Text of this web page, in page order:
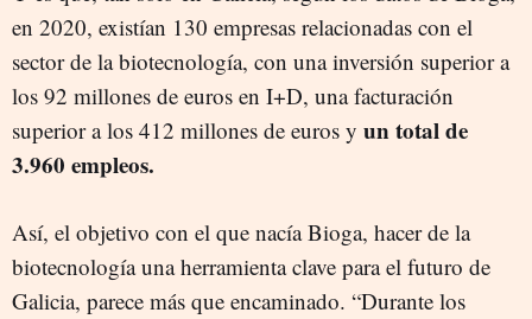
en 2020, existían 130 empresas relacionadas con el
sector de la biotecnología, con una inversión superior a
los 92 millones de euros en I+D, una facturación
superior a los 412 millones de euros y un total de
3.960 empleos.
Así, el objetivo con el que nacía Bioga, hacer de la
biotecnología una herramienta clave para el futuro de
Galicia, parece más que encaminado. “Durante los